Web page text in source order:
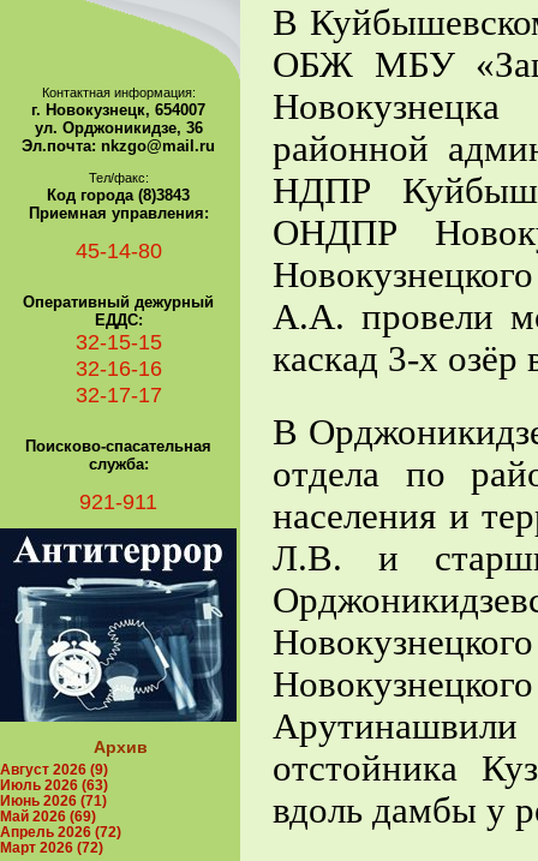
В
ОБЖ МБУ
районной
НДПР
ОНДПР
А.А. провели
каскад 3-х
В
отдела по
населения и
Л.В. и
отстойника
вдоль дамбы у
Контактная информация:
г. Новокузнецк, 654007
ул. Орджоникидзе, 36
Эл.почта: nkzgo@mail.ru
Тел/факс:
Код города (8)3843
Приемная управления:
45-14-80
Оперативный дежурный
ЕДДС:
32-15-15
32-16-16
32-17-17
Поисково-спасательная
служба:
921-911
Архив
Август 2026 (9)
Июль 2026 (63)
Июнь 2026 (71)
Май 2026 (69)
Апрель 2026 (72)
Март 2026 (72)